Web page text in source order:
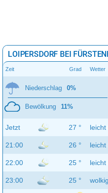
LOIPERSDORF BEI
Zeit Grad Wetter
Niederschlag 0%
Bewölkung 11%
Jetzt 27 ° leicht
21:00 26 ° leicht
22:00 25 ° leicht
23:00 25 ° wolkig